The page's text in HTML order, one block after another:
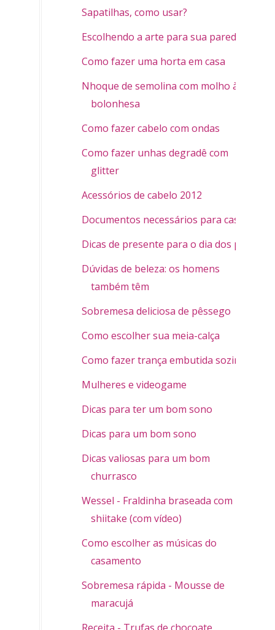
Sapatilhas, como usar?
Escolhendo a arte para sua parede
Como fazer uma horta em casa
Nhoque de semolina com molho à
bolonhesa
Como fazer cabelo com ondas
Como fazer unhas degradê com
glitter
Acessórios de cabelo 2012
Documentos necessários para casar
Dicas de presente para o dia dos pais
Dúvidas de beleza: os homens
também têm
Sobremesa deliciosa de pêssego
Como escolher sua meia-calça
Como fazer trança embutida sozinha
Mulheres e videogame
Dicas para ter um bom sono
Dicas para um bom sono
Dicas valiosas para um bom
churrasco
Wessel - Fraldinha braseada com
shiitake (com vídeo)
Como escolher as músicas do
casamento
Sobremesa rápida - Mousse de
maracujá